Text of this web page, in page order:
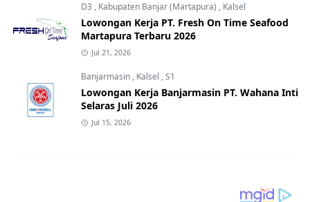
D3 , Kabupaten Banjar (Martapura) , Kalsel
Lowongan Kerja PT. Fresh On Time Seafood
Martapura Terbaru 2026
Jul 21, 2026
Banjarmasin , Kalsel ,S1
Lowongan Kerja Banjarmasin PT. Wahana Inti
Selaras Juli 2026
Jul 15, 2026